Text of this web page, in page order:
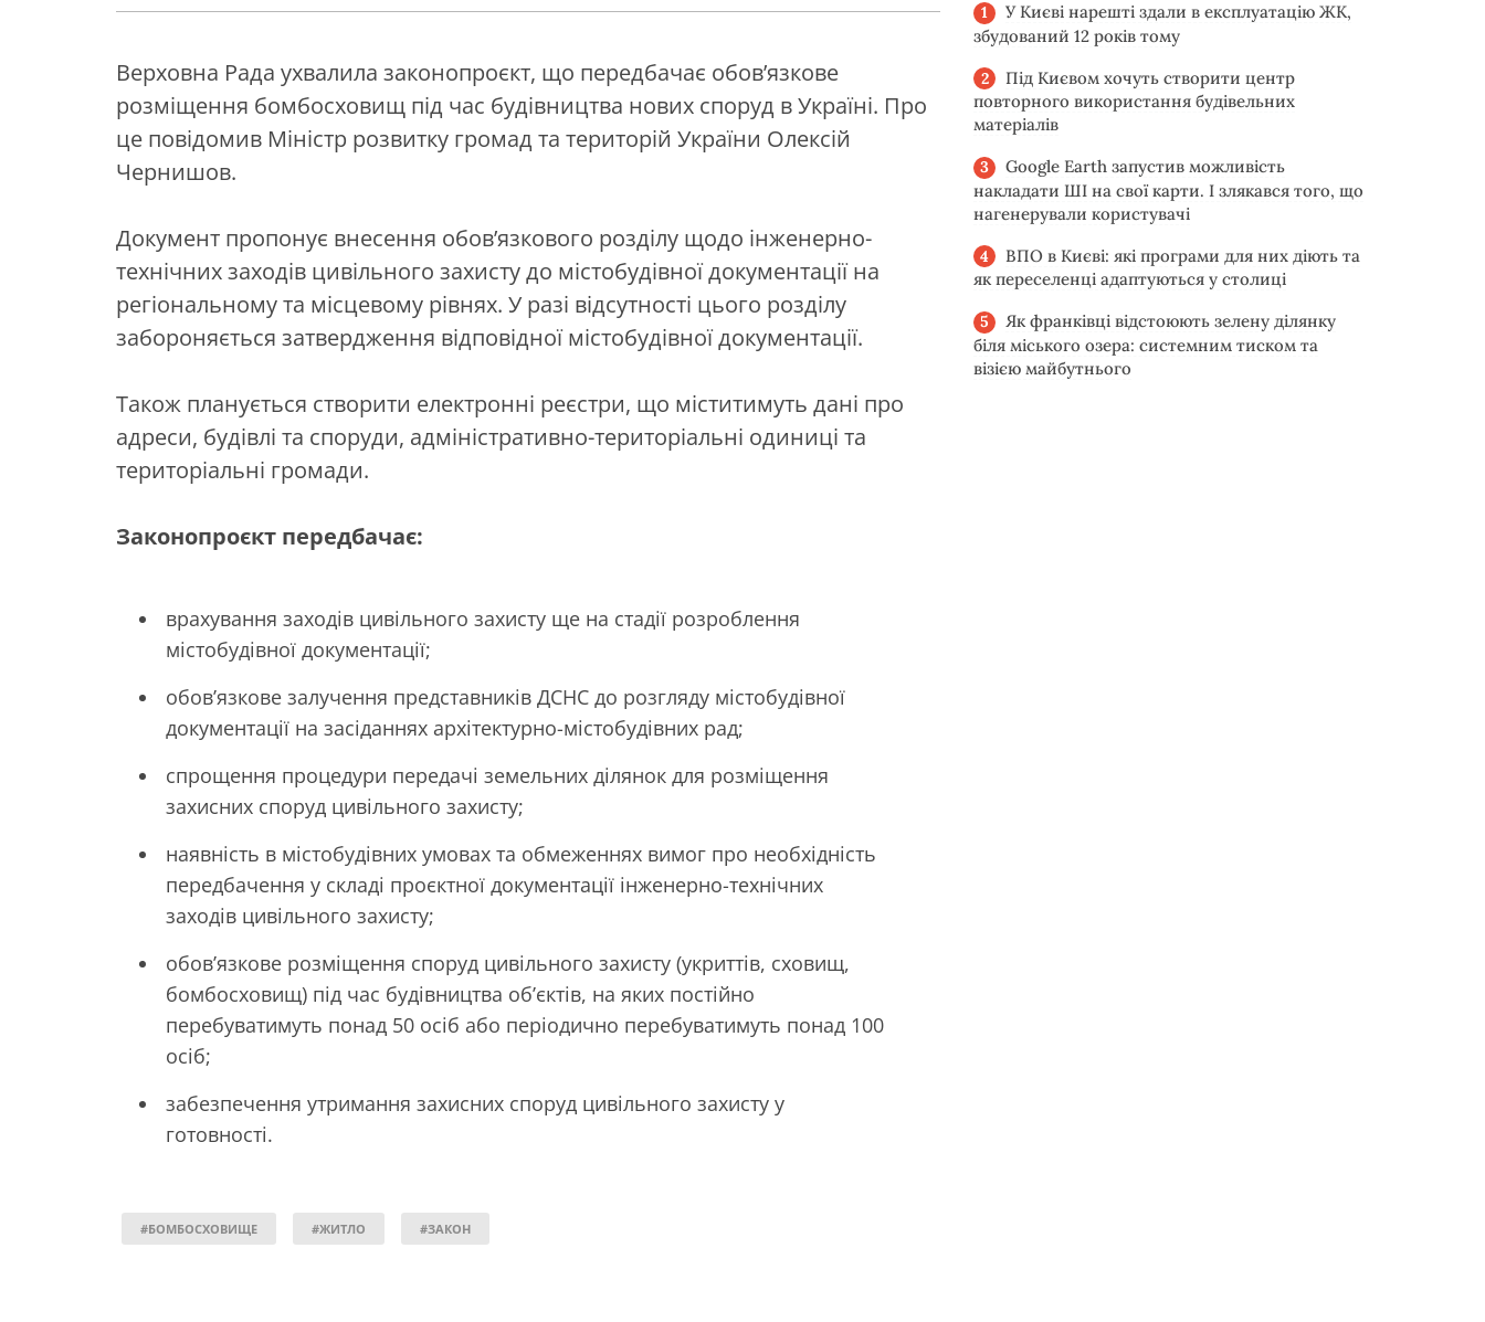
Верховна Рада ухвалила законопроєкт, що передбачає обов’язкове
розміщення бомбосховищ під час будівництва нових споруд в Україні. Про
це повідомив Міністр розвитку громад та територій України Олексій
Чернишов.
Документ пропонує внесення обов’язкового розділу щодо інженерно-
технічних заходів цивільного захисту до містобудівної документації на
регіональному та місцевому рівнях. У разі відсутності цього розділу
забороняється затвердження відповідної містобудівної документації.
Також планується створити електронні реєстри, що міститимуть дані про
адреси, будівлі та споруди, адміністративно-територіальні одиниці та
територіальні громади.
Законопроєкт передбачає:
врахування заходів цивільного захисту ще на стадії розроблення
містобудівної документації;
обов’язкове залучення представників ДСНС до розгляду містобудівної
документації на засіданнях архітектурно-містобудівних рад;
спрощення процедури передачі земельних ділянок для розміщення
захисних споруд цивільного захисту;
наявність в містобудівних умовах та обмеженнях вимог про необхідність
передбачення у складі проєктної документації інженерно-технічних
заходів цивільного захисту;
обов’язкове розміщення споруд цивільного захисту (укриттів, сховищ,
бомбосховищ) під час будівництва об’єктів, на яких постійно
перебуватимуть понад 50 осіб або періодично перебуватимуть понад 100
осіб;
забезпечення утримання захисних споруд цивільного захисту у
готовності.
#БОМБОСХОВИЩЕ #ЖИТЛО #ЗАКОН
У Києві нарешті здали в експлуатацію ЖК,
збудований 12 років тому
Під Києвом хочуть створити центр
повторного використання будівельних
матеріалів
Google Earth запустив можливість
накладати ШІ на свої карти. І злякався того, що
нагенерували користувачі
ВПО в Києві: які програми для них діють та
як переселенці адаптуються у столиці
Як франківці відстоюють зелену ділянку
біля міського озера: системним тиском та
візією майбутнього